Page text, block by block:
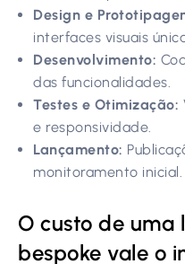
Design e
interfaces visuais
Desenvolvimento:
das funcionalidades.
Testes e Otimização:
e responsividade.
Lançamento:
monitoramento inicial.
O custo de
bespoke vale o